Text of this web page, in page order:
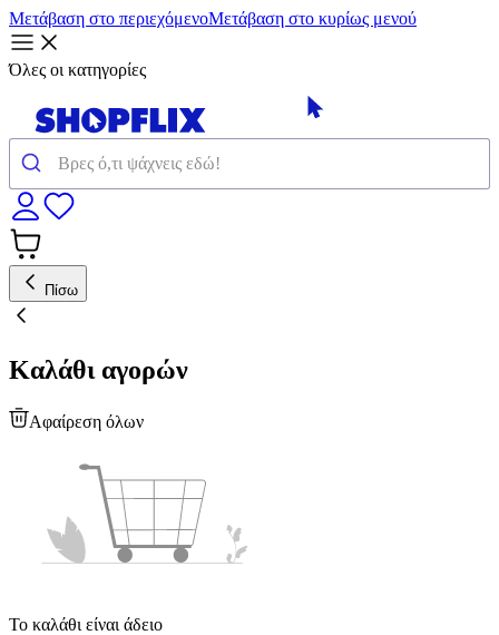
Μετάβαση στο περιεχόμενοΜετάβαση στο κυρίως μενού
Όλες οι κατηγορίες
Πίσω
Καλάθι αγορών
Αφαίρεση όλων
Το καλάθι είναι άδειο